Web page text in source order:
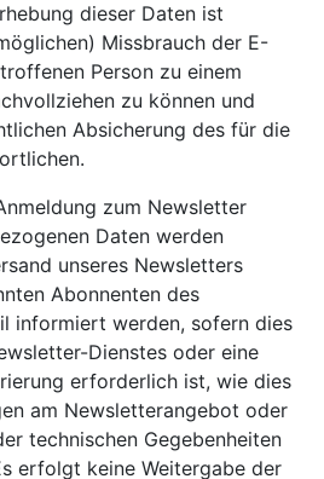
dieser Daten ist
Missbrauch der E-
Person zu einem
zu können und
Absicherung des für die
zum Newsletter
Daten werden
unseres Newsletters
Abonnenten des
informiert werden, sofern dies
Dienstes oder eine
erforderlich ist, wie dies
am Newsletterangebot oder
technischen Gegebenheiten
erfolgt keine Weitergabe der